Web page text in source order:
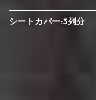
シートカバー:3列分